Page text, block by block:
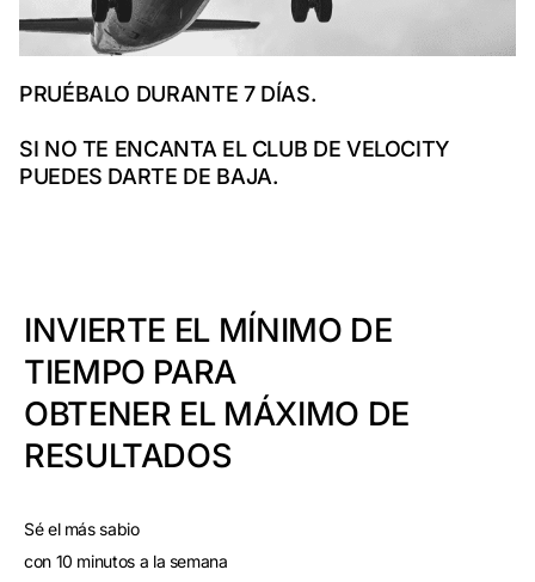
PRUÉBALO DURANTE 7 DÍAS.
SI NO TE ENCANTA EL CLUB DE VELOCITY
PUEDES DARTE DE BAJA.
INVIERTE EL MÍNIMO DE
TIEMPO PARA
OBTENER EL MÁXIMO DE
RESULTADOS
Sé el más sabio
con 10 minutos a la semana